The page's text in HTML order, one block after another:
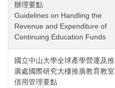
辦理要點
Guidelines on Handling the
Revenue and Expenditure of
Continuing Education Funds
國立中山大學全球產學營運及推
廣處國際研究大樓推廣教育教室
借用管理要點